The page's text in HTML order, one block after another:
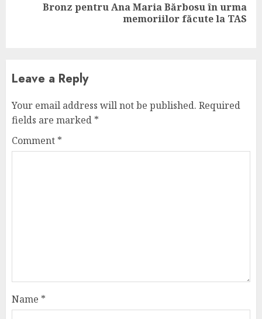
Bronz pentru Ana Maria Bărbosu în urma
memoriilor făcute la TAS
Leave a Reply
Your email address will not be published. Required
fields are marked *
Comment *
Name *